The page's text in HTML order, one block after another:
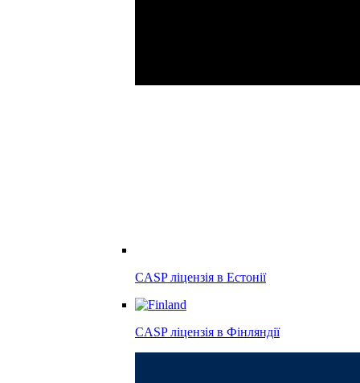
CASP ліцензія в Естонії
CASP ліцензія в Фінляндії